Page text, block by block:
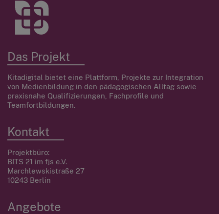
Das Projekt
Kitadigital bietet eine Plattform, Projekte zur Integration
von Medienbildung in den pädagogischen Alltag sowie
praxisnahe Qualifizierungen, Fachprofile und
Teamfortbildungen.
Kontakt
Projektbüro:
BITS 21 im fjs e.V.
Marchlewskistraße 27
10243 Berlin
Angebote